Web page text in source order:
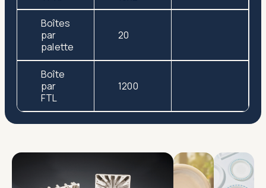
Boîtes
par
palette
20
Boîte
par
FTL
1200